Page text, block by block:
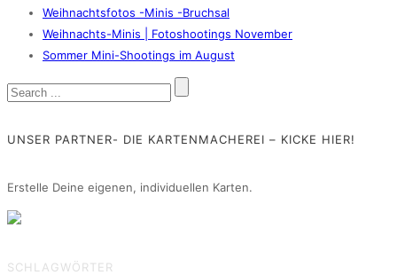
Weihnachtsfotos -Minis -Bruchsal
Weihnachts-Minis | Fotoshootings November
Sommer Mini-Shootings im August
UNSER PARTNER- DIE KARTENMACHEREI – KICKE HIER!
Erstelle Deine eigenen, individuellen Karten.
SCHLAGWÖRTER